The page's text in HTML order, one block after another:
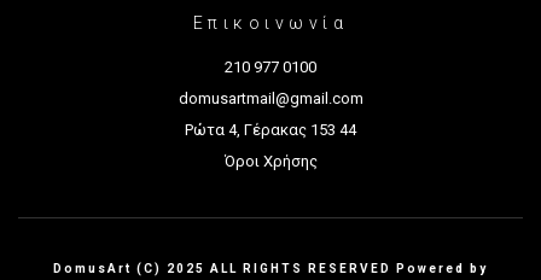
Επικοινωνία
210 977 0100
domusartmail@gmail.com
Ρώτα 4, Γέρακας 153 44
Όροι Χρήσης
DomusArt (C) 2025 ALL RIGHTS RESERVED Powered by